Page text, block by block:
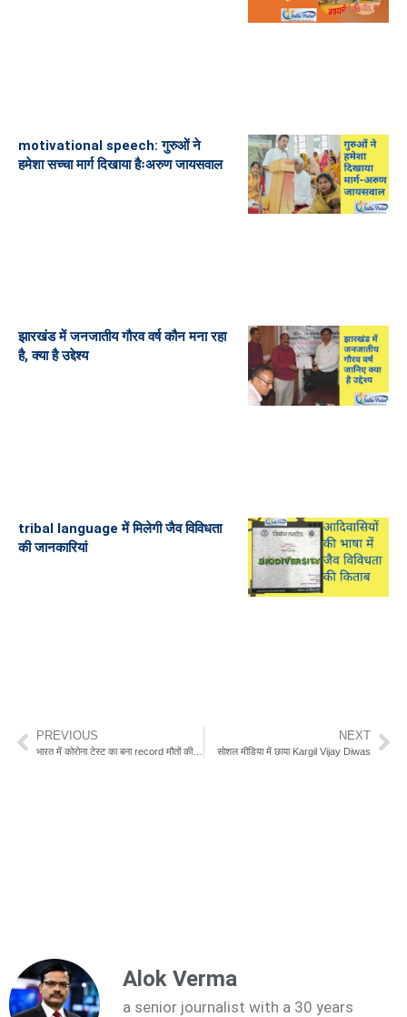
motivational speech: गुरुओं ने
हमेशा सच्चा मार्ग दिखाया हैःअरुण जायसवाल
झारखंड में जनजातीय गौरव वर्ष कौन मना रहा
है, क्या है उद्देश्य
tribal language में मिलेगी जैव विविधता
की जानकारियां
PREVIOUS
भारत में कोरोना टेस्ट का बना record मौतों की दर भी घटी
NEXT
सोशल मीडिया में छाया Kargil Vijay Diwas
Alok Verma
a senior journalist with a 30 years